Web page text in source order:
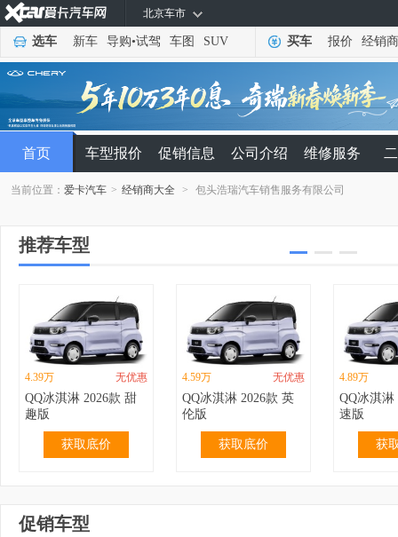
北京车市
选车 新车 导购•试驾 车图 SUV 买车 报价 经销商
首页 车型报价 促销信息 公司介绍 维修服务
当前位置：爱卡汽车 > 经销商大全 > 包头浩瑞汽车销售服务有限公司
推荐车型
4.39万 无优惠
QQ冰淇淋 2026款 甜
趣版
获取底价
4.59万 无优惠
QQ冰淇淋 2026款 英
伦版
获取底价
4.89万
QQ冰淇淋
速版
获
促销车型